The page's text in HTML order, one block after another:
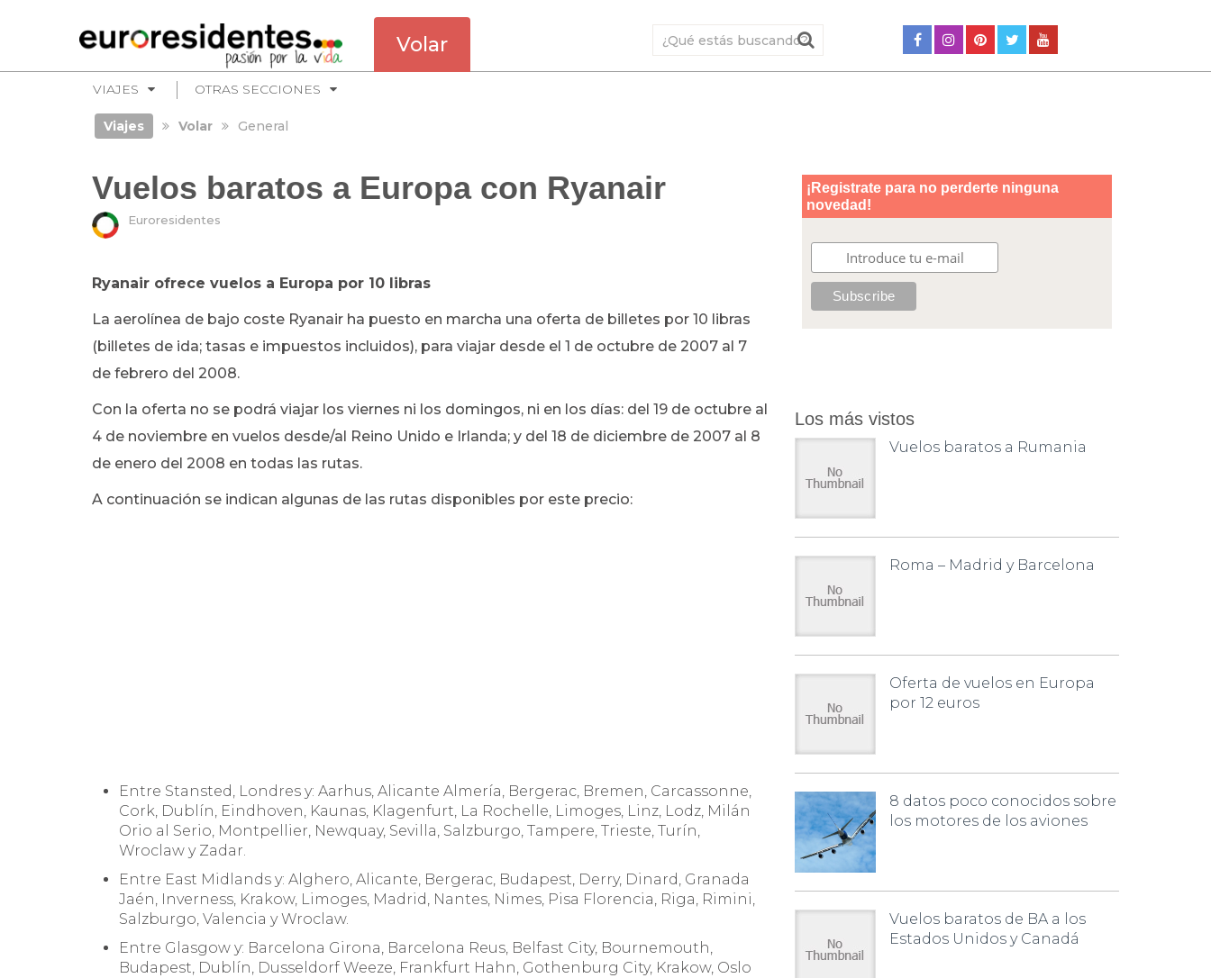
Volar
VIAJES OTRAS SECCIONES
Viajes Volar General
Vuelos baratos a Europa con Ryanair
Euroresidentes
Ryanair ofrece vuelos a Europa por 10 libras
La aerolínea de bajo coste Ryanair ha puesto en marcha una oferta de billetes por 10 libras
(billetes de ida; tasas e impuestos incluidos), para viajar desde el 1 de octubre de 2007 al 7
de febrero del 2008.
Con la oferta no se podrá viajar los viernes ni los domingos, ni en los días: del 19 de octubre al
4 de noviembre en vuelos desde/al Reino Unido e Irlanda; y del 18 de diciembre de 2007 al 8
de enero del 2008 en todas las rutas.
A continuación se indican algunas de las rutas disponibles por este precio:
Entre Stansted, Londres y: Aarhus, Alicante Almería, Bergerac, Bremen, Carcassonne,
Cork, Dublín, Eindhoven, Kaunas, Klagenfurt, La Rochelle, Limoges, Linz, Lodz, Milán
Orio al Serio, Montpellier, Newquay, Sevilla, Salzburgo, Tampere, Trieste, Turín,
Wroclaw y Zadar.
Entre East Midlands y: Alghero, Alicante, Bergerac, Budapest, Derry, Dinard, Granada
Jaén, Inverness, Krakow, Limoges, Madrid, Nantes, Nimes, Pisa Florencia, Riga, Rimini,
Salzburgo, Valencia y Wroclaw.
Entre Glasgow y: Barcelona Girona, Barcelona Reus, Belfast City, Bournemouth,
Budapest, Dublín, Dusseldorf Weeze, Frankfurt Hahn, Gothenburg City, Krakow, Oslo
Los más vistos
Vuelos baratos a Rumania
Roma – Madrid y Barcelona
Oferta de vuelos en Europa
por 12 euros
8 datos poco conocidos sobre
los motores de los aviones
Vuelos baratos de BA a los
Estados Unidos y Canadá